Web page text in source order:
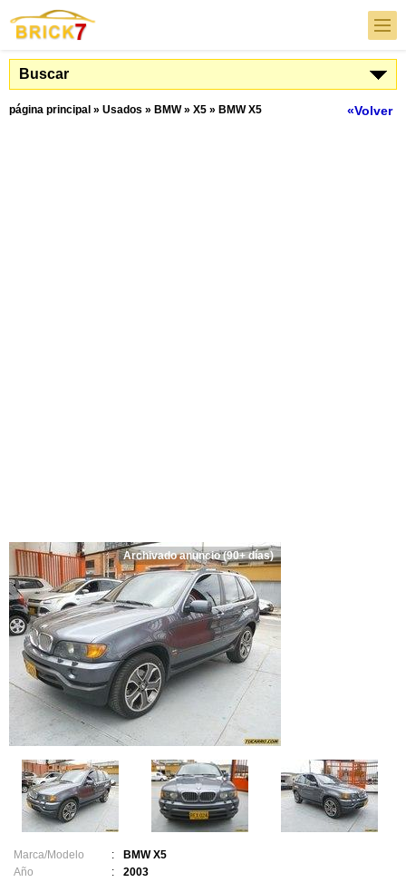
Buscar
«Volver
página principal » Usados » BMW» X5 » BMW X5
Archivado anuncio (90+ días)
Marca/Modelo :
BMW X5
Año
:
2003